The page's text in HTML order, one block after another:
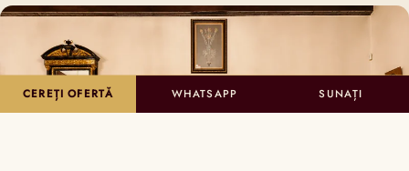
CEREȚI OFERTĂ WHATSAPP SUNAȚI